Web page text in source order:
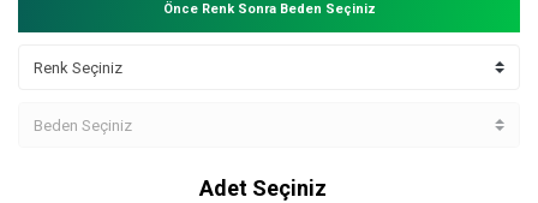
Önce Renk Sonra Beden Seçiniz
Adet Seçiniz